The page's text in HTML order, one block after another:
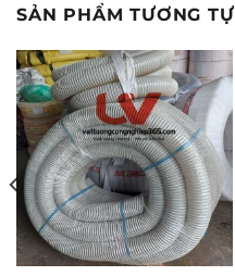
SẢN PHẨM TƯƠNG TỰ